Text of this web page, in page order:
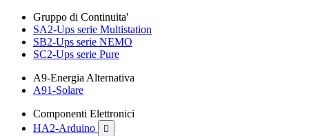
Gruppo di Continuita'
SA2-Ups serie Multistation
SB2-Ups serie NEMO
SC2-Ups serie Pure
A9-Energia Alternativa
A91-Solare
Componenti Elettronici
HA2-Arduino
